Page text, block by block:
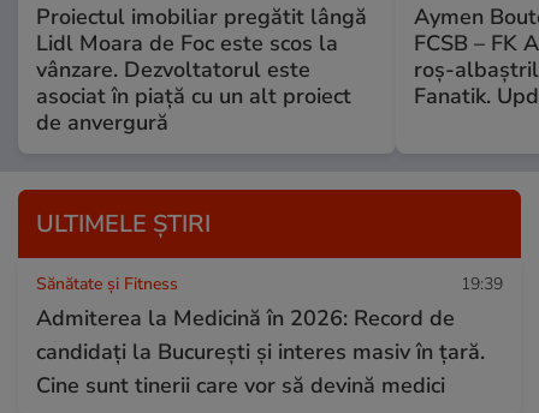
Proiectul imobiliar pregătit lângă
Lidl Moara de Foc este scos la
vânzare. Dezvoltatorul este
asociat în piață cu un alt proiect
de anvergură
Aymen
FCSB – FK
roș-
Fanatik.
ULTIMELE ȘTIRI
Sănătate și Fitness 19:39
Admiterea la Medicină în 2026: Record de
candidați la București și interes masiv în țară.
Cine sunt tinerii care vor să devină medici